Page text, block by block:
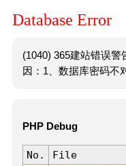
Database Error
(1040) 365建站错误
因：1、数据库密码不
PHP Debug
No. File